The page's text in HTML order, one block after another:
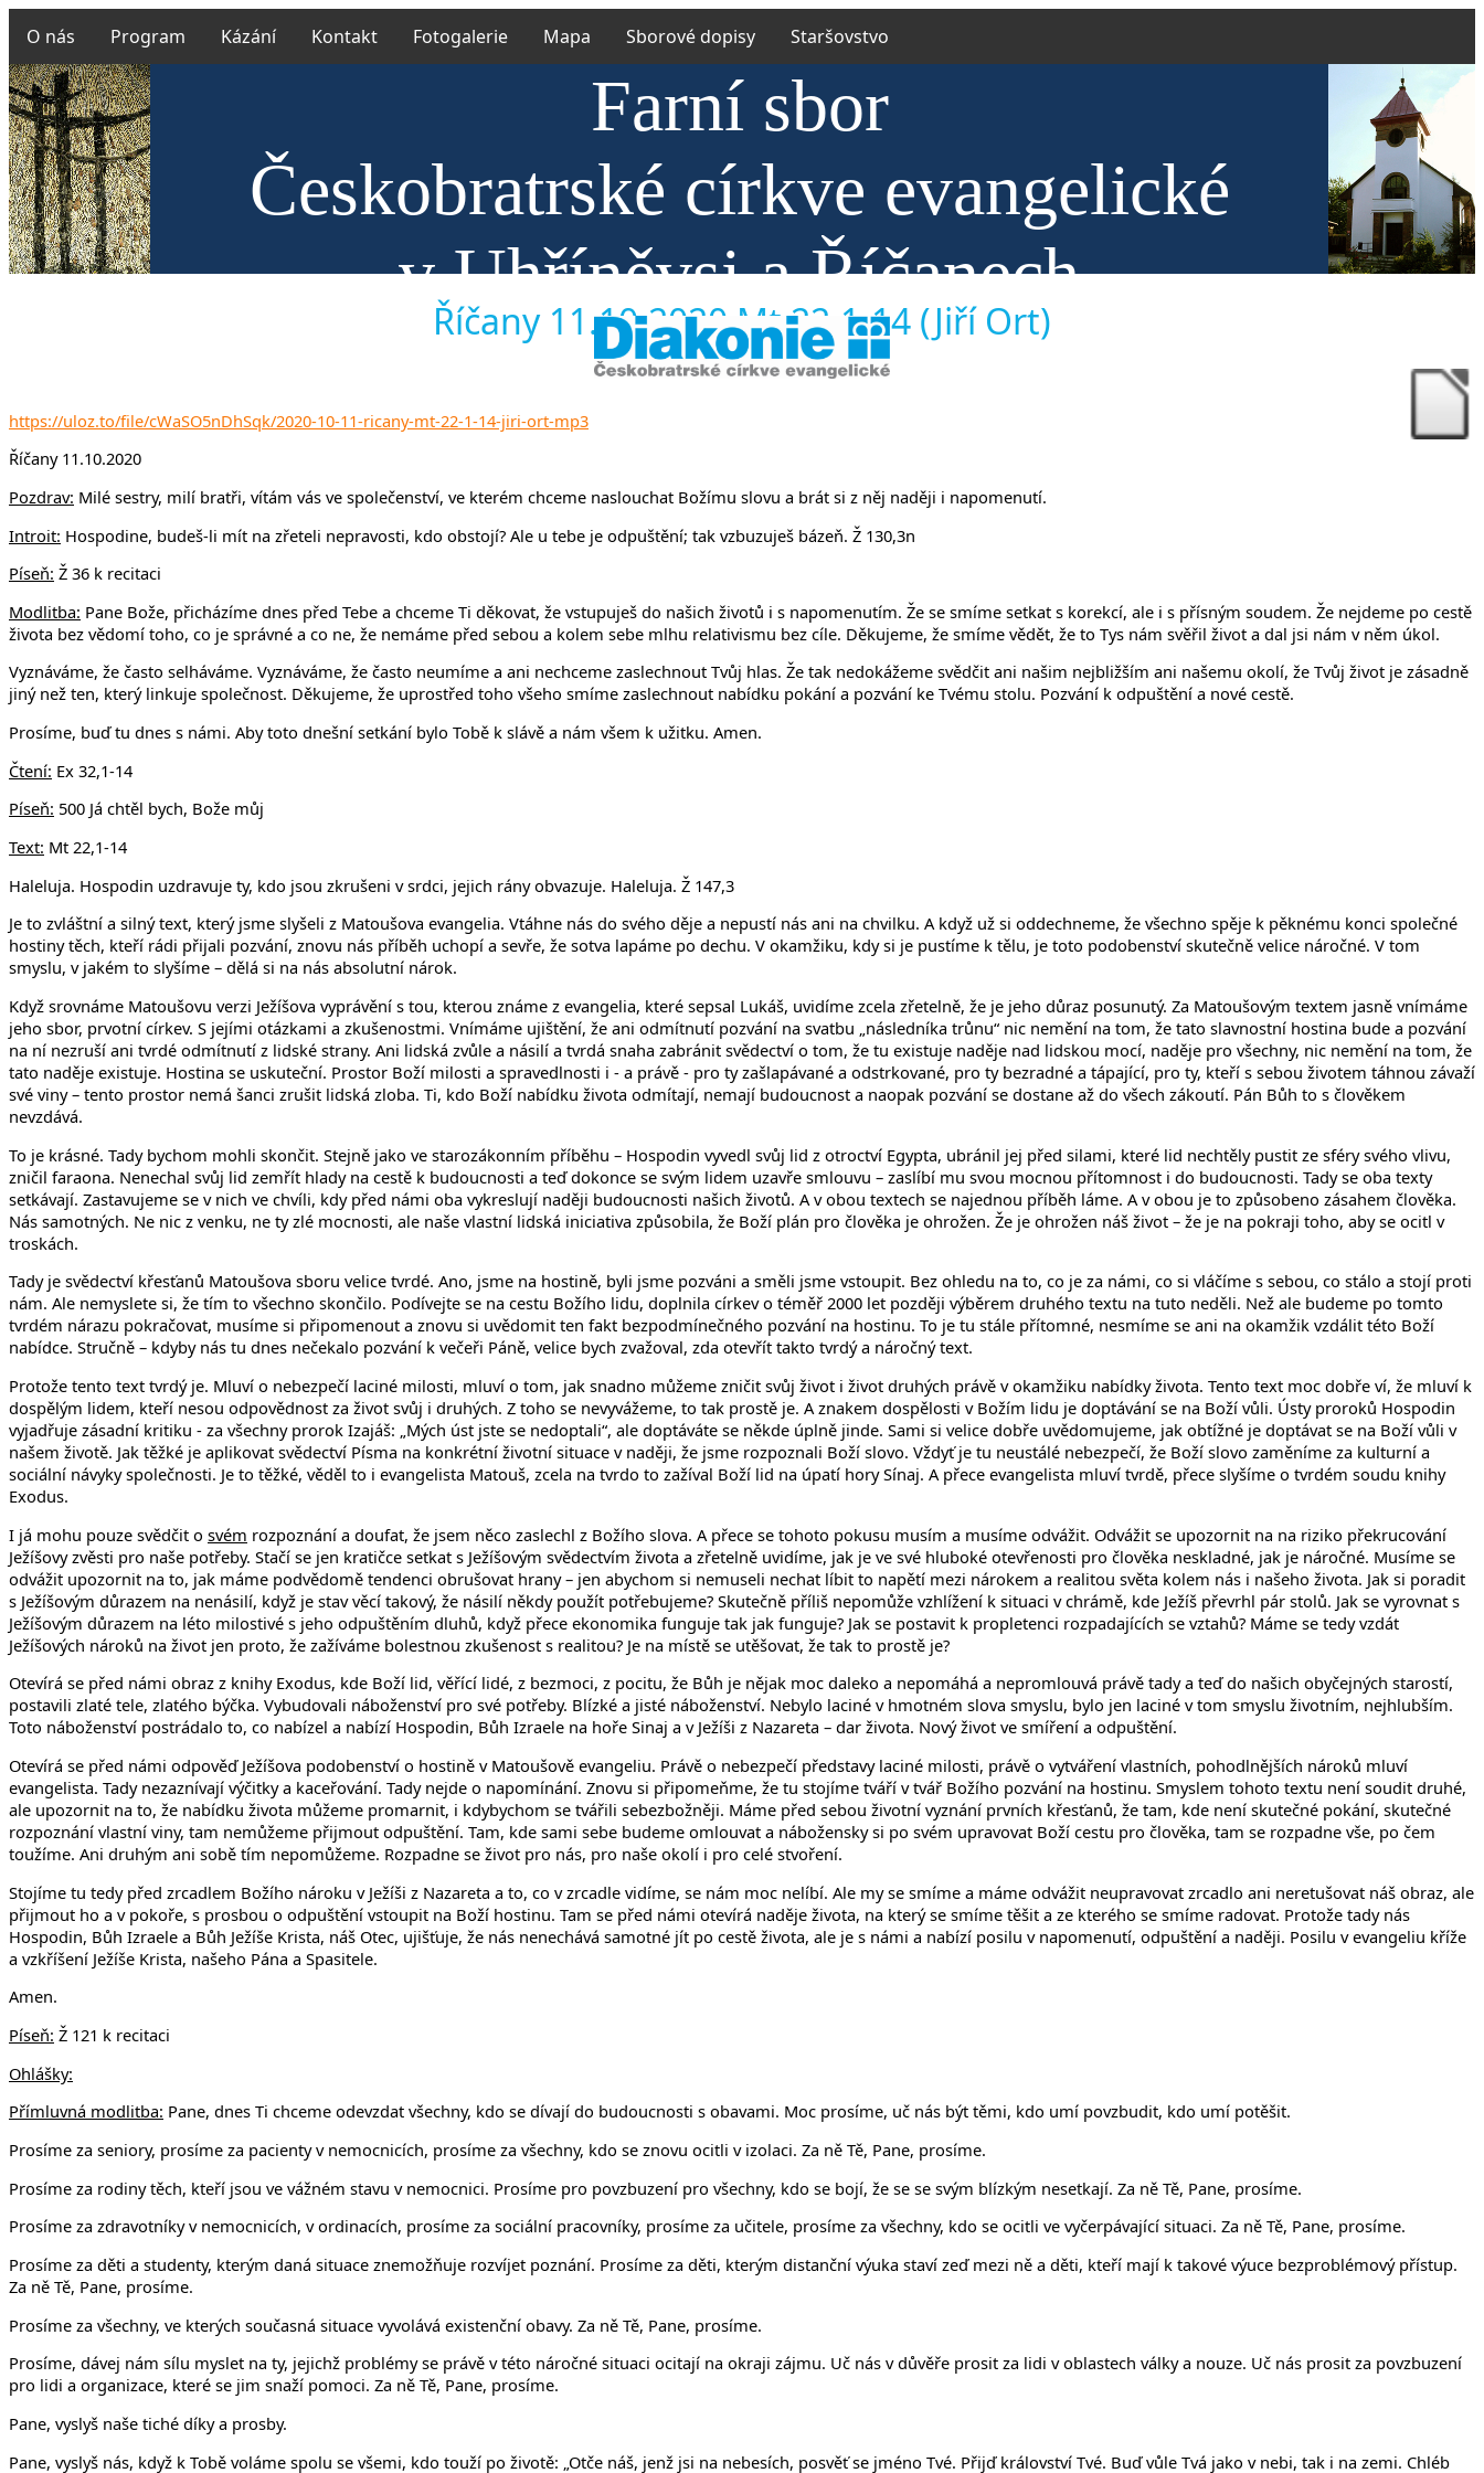
O nás Program Kázání Kontakt Fotogalerie Mapa Sborové dopisy Staršovstvo
Farní sbor
Českobratrské církve evangelické
v Uhříněvsi a Říčanech
Říčany 11.10.2020 Mt 22,1-14 (Jiří Ort)
https://uloz.to/file/cWaSO5nDhSqk/2020-10-11-ricany-mt-22-1-14-jiri-ort-mp3
Říčany 11.10.2020
Pozdrav: Milé sestry, milí bratři, vítám vás ve společenství, ve kterém chceme naslouchat Božímu slovu a brát si z něj naději i napomenutí.
Introit: Hospodine, budeš-li mít na zřeteli nepravosti, kdo obstojí? Ale u tebe je odpuštění; tak vzbuzuješ bázeň. Ž 130,3n
Píseň: Ž 36 k recitaci
Modlitba: Pane Bože, přicházíme dnes před Tebe a chceme Ti děkovat, že vstupuješ do našich životů i s napomenutím. Že se smíme setkat s korekcí, ale i s přísným soudem. Že nejdeme po cestě
života bez vědomí toho, co je správné a co ne, že nemáme před sebou a kolem sebe mlhu relativismu bez cíle. Děkujeme, že smíme vědět, že to Tys nám svěřil život a dal jsi nám v něm úkol.
Vyznáváme, že často selháváme. Vyznáváme, že často neumíme a ani nechceme zaslechnout Tvůj hlas. Že tak nedokážeme svědčit ani našim nejbližším ani našemu okolí, že Tvůj život je zásadně
jiný než ten, který linkuje společnost. Děkujeme, že uprostřed toho všeho smíme zaslechnout nabídku pokání a pozvání ke Tvému stolu. Pozvání k odpuštění a nové cestě.
Prosíme, buď tu dnes s námi. Aby toto dnešní setkání bylo Tobě k slávě a nám všem k užitku. Amen.
Čtení: Ex 32,1-14
Píseň: 500 Já chtěl bych, Bože můj
Text: Mt 22,1-14
Haleluja. Hospodin uzdravuje ty, kdo jsou zkrušeni v srdci, jejich rány obvazuje. Haleluja. Ž 147,3
Je to zvláštní a silný text, který jsme slyšeli z Matoušova evangelia. Vtáhne nás do svého děje a nepustí nás ani na chvilku. A když už si oddechneme, že všechno spěje k pěknému konci společné
hostiny těch, kteří rádi přijali pozvání, znovu nás příběh uchopí a sevře, že sotva lapáme po dechu. V okamžiku, kdy si je pustíme k tělu, je toto podobenství skutečně velice náročné. V tom
smyslu, v jakém to slyšíme – dělá si na nás absolutní nárok.
Když srovnáme Matoušovu verzi Ježíšova vyprávění s tou, kterou známe z evangelia, které sepsal Lukáš, uvidíme zcela zřetelně, že je jeho důraz posunutý. Za Matoušovým textem jasně vnímáme
jeho sbor, prvotní církev. S jejími otázkami a zkušenostmi. Vnímáme ujištění, že ani odmítnutí pozvání na svatbu „následníka trůnu“ nic nemění na tom, že tato slavnostní hostina bude a pozvání
na ní nezruší ani tvrdé odmítnutí z lidské strany. Ani lidská zvůle a násilí a tvrdá snaha zabránit svědectví o tom, že tu existuje naděje nad lidskou mocí, naděje pro všechny, nic nemění na tom, že
tato naděje existuje. Hostina se uskuteční. Prostor Boží milosti a spravedlnosti i - a právě - pro ty zašlapávané a odstrkované, pro ty bezradné a tápající, pro ty, kteří s sebou životem táhnou závaží
své viny – tento prostor nemá šanci zrušit lidská zloba. Ti, kdo Boží nabídku života odmítají, nemají budoucnost a naopak pozvání se dostane až do všech zákoutí. Pán Bůh to s člověkem
nevzdává.
To je krásné. Tady bychom mohli skončit. Stejně jako ve starozákonním příběhu – Hospodin vyvedl svůj lid z otroctví Egypta, ubránil jej před silami, které lid nechtěly pustit ze sféry svého vlivu,
zničil faraona. Nenechal svůj lid zemřít hlady na cestě k budoucnosti a teď dokonce se svým lidem uzavře smlouvu – zaslíbí mu svou mocnou přítomnost i do budoucnosti. Tady se oba texty
setkávají. Zastavujeme se v nich ve chvíli, kdy před námi oba vykreslují naději budoucnosti našich životů. A v obou textech se najednou příběh láme. A v obou je to způsobeno zásahem člověka.
Nás samotných. Ne nic z venku, ne ty zlé mocnosti, ale naše vlastní lidská iniciativa způsobila, že Boží plán pro člověka je ohrožen. Že je ohrožen náš život – že je na pokraji toho, aby se ocitl v
troskách.
Tady je svědectví křesťanů Matoušova sboru velice tvrdé. Ano, jsme na hostině, byli jsme pozváni a směli jsme vstoupit. Bez ohledu na to, co je za námi, co si vláčíme s sebou, co stálo a stojí proti
nám. Ale nemyslete si, že tím to všechno skončilo. Podívejte se na cestu Božího lidu, doplnila církev o téměř 2000 let později výběrem druhého textu na tuto neděli. Než ale budeme po tomto
tvrdém nárazu pokračovat, musíme si připomenout a znovu si uvědomit ten fakt bezpodmínečného pozvání na hostinu. To je tu stále přítomné, nesmíme se ani na okamžik vzdálit této Boží
nabídce. Stručně – kdyby nás tu dnes nečekalo pozvání k večeři Páně, velice bych zvažoval, zda otevřít takto tvrdý a náročný text.
Protože tento text tvrdý je. Mluví o nebezpečí laciné milosti, mluví o tom, jak snadno můžeme zničit svůj život i život druhých právě v okamžiku nabídky života. Tento text moc dobře ví, že mluví k
dospělým lidem, kteří nesou odpovědnost za život svůj i druhých. Z toho se nevyvážeme, to tak prostě je. A znakem dospělosti v Božím lidu je doptávání se na Boží vůli. Ústy proroků Hospodin
vyjadřuje zásadní kritiku - za všechny prorok Izajáš: „Mých úst jste se nedoptali“, ale doptáváte se někde úplně jinde. Sami si velice dobře uvědomujeme, jak obtížné je doptávat se na Boží vůli v
našem životě. Jak těžké je aplikovat svědectví Písma na konkrétní životní situace v naději, že jsme rozpoznali Boží slovo. Vždyť je tu neustálé nebezpečí, že Boží slovo zaměníme za kulturní a
sociální návyky společnosti. Je to těžké, věděl to i evangelista Matouš, zcela na tvrdo to zažíval Boží lid na úpatí hory Sínaj. A přece evangelista mluví tvrdě, přece slyšíme o tvrdém soudu knihy
Exodus.
I já mohu pouze svědčit o svém rozpoznání a doufat, že jsem něco zaslechl z Božího slova. A přece se tohoto pokusu musím a musíme odvážit. Odvážit se upozornit na na riziko překrucování
Ježíšovy zvěsti pro naše potřeby. Stačí se jen kratičce setkat s Ježíšovým svědectvím života a zřetelně uvidíme, jak je ve své hluboké otevřenosti pro člověka neskladné, jak je náročné. Musíme se
odvážit upozornit na to, jak máme podvědomě tendenci obrušovat hrany – jen abychom si nemuseli nechat líbit to napětí mezi nárokem a realitou světa kolem nás i našeho života. Jak si poradit
s Ježíšovým důrazem na nenásilí, když je stav věcí takový, že násilí někdy použít potřebujeme? Skutečně příliš nepomůže vzhlížení k situaci v chrámě, kde Ježíš převrhl pár stolů. Jak se vyrovnat s
Ježíšovým důrazem na léto milostivé s jeho odpuštěním dluhů, když přece ekonomika funguje tak jak funguje? Jak se postavit k propletenci rozpadajících se vztahů? Máme se tedy vzdát
Ježíšových nároků na život jen proto, že zažíváme bolestnou zkušenost s realitou? Je na místě se utěšovat, že tak to prostě je?
Otevírá se před námi obraz z knihy Exodus, kde Boží lid, věřící lidé, z bezmoci, z pocitu, že Bůh je nějak moc daleko a nepomáhá a nepromlouvá právě tady a teď do našich obyčejných starostí,
postavili zlaté tele, zlatého býčka. Vybudovali náboženství pro své potřeby. Blízké a jisté náboženství. Nebylo laciné v hmotném slova smyslu, bylo jen laciné v tom smyslu životním, nejhlubším.
Toto náboženství postrádalo to, co nabízel a nabízí Hospodin, Bůh Izraele na hoře Sinaj a v Ježíši z Nazareta – dar života. Nový život ve smíření a odpuštění.
Otevírá se před námi odpověď Ježíšova podobenství o hostině v Matoušově evangeliu. Právě o nebezpečí představy laciné milosti, právě o vytváření vlastních, pohodlnějších nároků mluví
evangelista. Tady nezaznívají výčitky a kaceřování. Tady nejde o napomínání. Znovu si připomeňme, že tu stojíme tváří v tvář Božího pozvání na hostinu. Smyslem tohoto textu není soudit druhé,
ale upozornit na to, že nabídku života můžeme promarnit, i kdybychom se tvářili sebezbožněji. Máme před sebou životní vyznání prvních křesťanů, že tam, kde není skutečné pokání, skutečné
rozpoznání vlastní viny, tam nemůžeme přijmout odpuštění. Tam, kde sami sebe budeme omlouvat a nábožensky si po svém upravovat Boží cestu pro člověka, tam se rozpadne vše, po čem
toužíme. Ani druhým ani sobě tím nepomůžeme. Rozpadne se život pro nás, pro naše okolí i pro celé stvoření.
Stojíme tu tedy před zrcadlem Božího nároku v Ježíši z Nazareta a to, co v zrcadle vidíme, se nám moc nelíbí. Ale my se smíme a máme odvážit neupravovat zrcadlo ani neretušovat náš obraz, ale
přijmout ho a v pokoře, s prosbou o odpuštění vstoupit na Boží hostinu. Tam se před námi otevírá naděje života, na který se smíme těšit a ze kterého se smíme radovat. Protože tady nás
Hospodin, Bůh Izraele a Bůh Ježíše Krista, náš Otec, ujišťuje, že nás nenechává samotné jít po cestě života, ale je s námi a nabízí posilu v napomenutí, odpuštění a naději. Posilu v evangeliu kříže
a vzkříšení Ježíše Krista, našeho Pána a Spasitele.
Amen.
Píseň: Ž 121 k recitaci
Ohlášky:
Přímluvná modlitba: Pane, dnes Ti chceme odevzdat všechny, kdo se dívají do budoucnosti s obavami. Moc prosíme, uč nás být těmi, kdo umí povzbudit, kdo umí potěšit.
Prosíme za seniory, prosíme za pacienty v nemocnicích, prosíme za všechny, kdo se znovu ocitli v izolaci. Za ně Tě, Pane, prosíme.
Prosíme za rodiny těch, kteří jsou ve vážném stavu v nemocnici. Prosíme pro povzbuzení pro všechny, kdo se bojí, že se se svým blízkým nesetkají. Za ně Tě, Pane, prosíme.
Prosíme za zdravotníky v nemocnicích, v ordinacích, prosíme za sociální pracovníky, prosíme za učitele, prosíme za všechny, kdo se ocitli ve vyčerpávající situaci. Za ně Tě, Pane, prosíme.
Prosíme za děti a studenty, kterým daná situace znemožňuje rozvíjet poznání. Prosíme za děti, kterým distanční výuka staví zeď mezi ně a děti, kteří mají k takové výuce bezproblémový přístup.
Za ně Tě, Pane, prosíme.
Prosíme za všechny, ve kterých současná situace vyvolává existenční obavy. Za ně Tě, Pane, prosíme.
Prosíme, dávej nám sílu myslet na ty, jejichž problémy se právě v této náročné situaci ocitají na okraji zájmu. Uč nás v důvěře prosit za lidi v oblastech války a nouze. Uč nás prosit za povzbuzení
pro lidi a organizace, které se jim snaží pomoci. Za ně Tě, Pane, prosíme.
Pane, vyslyš naše tiché díky a prosby.
Pane, vyslyš nás, když k Tobě voláme spolu se všemi, kdo touží po životě: „Otče náš, jenž jsi na nebesích, posvěť se jméno Tvé. Přijď království Tvé. Buď vůle Tvá jako v nebi, tak i na zemi. Chléb